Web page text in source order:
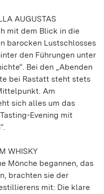
AUGUSTAS
mit dem Blick in die
barocken Lustschlosses
den Führungen unter
Bei den „Abenden
bei Rastatt steht stets
Am
sich alles um das
Evening mit
WHISKY
Mönche begannen, das
brachten sie der
mit: Die klare